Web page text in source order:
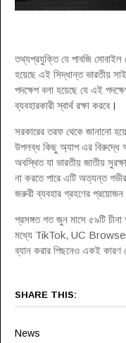
তথ্যপ্রযুক্তি যে পাবজি মোবাইল
হয়েছে এই সিদ্ধান্ত ভারতীয়
পদক্ষেপ বলা হয়েছে যে এই
ব্যবহারকারী স্বার্থ রক্ষা করবে ।
সরকারের তরফ থেকে জানানো
উপলব্ধ কিছু অ্যাপ এর বিরুদ্ধে
অবস্থিত যা ভারতীয় জাতীয়
না করতে পারে এটি অত্যন্ত গভীর
জরুরী ব্যবহার গ্রহণের প্রয়োজন
প্রসঙ্গত গত জুন মাসে ৫৯টি
মধ্যে TikTok, UC
ব্যান করার পিছনেও একই কারণ
SHARE THIS:
News